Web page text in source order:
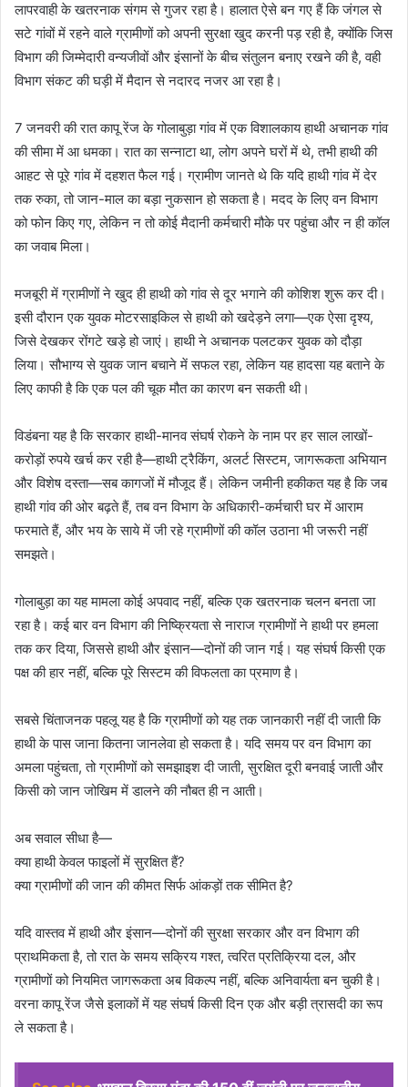
लापरवाही के खतरनाक संगम से गुजर रहा है। हालात ऐसे बन गए हैं कि जंगल से
सटे गांवों में रहने वाले ग्रामीणों को अपनी सुरक्षा खुद करनी पड़ रही है, क्योंकि जिस
विभाग की जिम्मेदारी वन्यजीवों और इंसानों के बीच संतुलन बनाए रखने की है, वही
विभाग संकट की घड़ी में मैदान से नदारद नजर आ रहा है।
7 जनवरी की रात कापू रेंज के गोलाबुड़ा गांव में एक विशालकाय हाथी अचानक गांव
की सीमा में आ धमका। रात का सन्नाटा था, लोग अपने घरों में थे, तभी हाथी की
आहट से पूरे गांव में दहशत फैल गई। ग्रामीण जानते थे कि यदि हाथी गांव में देर
तक रुका, तो जान-माल का बड़ा नुकसान हो सकता है। मदद के लिए वन विभाग
को फोन किए गए, लेकिन न तो कोई मैदानी कर्मचारी मौके पर पहुंचा और न ही कॉल
का जवाब मिला।
मजबूरी में ग्रामीणों ने खुद ही हाथी को गांव से दूर भगाने की कोशिश शुरू कर दी।
इसी दौरान एक युवक मोटरसाइकिल से हाथी को खदेड़ने लगा—एक ऐसा दृश्य,
जिसे देखकर रोंगटे खड़े हो जाएं। हाथी ने अचानक पलटकर युवक को दौड़ा
लिया। सौभाग्य से युवक जान बचाने में सफल रहा, लेकिन यह हादसा यह बताने के
लिए काफी है कि एक पल की चूक मौत का कारण बन सकती थी।
विडंबना यह है कि सरकार हाथी-मानव संघर्ष रोकने के नाम पर हर साल लाखों-
करोड़ों रुपये खर्च कर रही है—हाथी ट्रैकिंग, अलर्ट सिस्टम, जागरूकता अभियान
और विशेष दस्ता—सब कागजों में मौजूद हैं। लेकिन जमीनी हकीकत यह है कि जब
हाथी गांव की ओर बढ़ते हैं, तब वन विभाग के अधिकारी-कर्मचारी घर में आराम
फरमाते हैं, और भय के साये में जी रहे ग्रामीणों की कॉल उठाना भी जरूरी नहीं
समझते।
गोलाबुड़ा का यह मामला कोई अपवाद नहीं, बल्कि एक खतरनाक चलन बनता जा
रहा है। कई बार वन विभाग की निष्क्रियता से नाराज ग्रामीणों ने हाथी पर हमला
तक कर दिया, जिससे हाथी और इंसान—दोनों की जान गई। यह संघर्ष किसी एक
पक्ष की हार नहीं, बल्कि पूरे सिस्टम की विफलता का प्रमाण है।
सबसे चिंताजनक पहलू यह है कि ग्रामीणों को यह तक जानकारी नहीं दी जाती कि
हाथी के पास जाना कितना जानलेवा हो सकता है। यदि समय पर वन विभाग का
अमला पहुंचता, तो ग्रामीणों को समझाइश दी जाती, सुरक्षित दूरी बनवाई जाती और
किसी को जान जोखिम में डालने की नौबत ही न आती।
अब सवाल सीधा है—
क्या हाथी केवल फाइलों में सुरक्षित हैं?
क्या ग्रामीणों की जान की कीमत सिर्फ आंकड़ों तक सीमित है?
यदि वास्तव में हाथी और इंसान—दोनों की सुरक्षा सरकार और वन विभाग की
प्राथमिकता है, तो रात के समय सक्रिय गश्त, त्वरित प्रतिक्रिया दल, और
ग्रामीणों को नियमित जागरूकता अब विकल्प नहीं, बल्कि अनिवार्यता बन चुकी है।
वरना कापू रेंज जैसे इलाकों में यह संघर्ष किसी दिन एक और बड़ी त्रासदी का रूप
ले सकता है।